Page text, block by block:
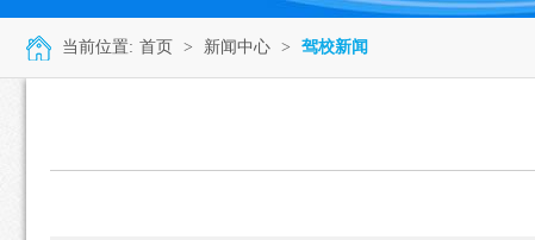
当前位置: 首页 > 新闻中心 > 驾校新闻